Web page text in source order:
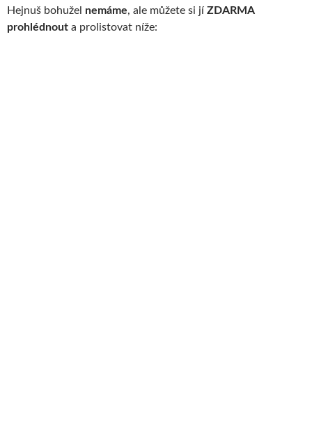
Hejnuš bohužel nemáme, ale můžete si jí ZDARMA
prohlédnout a prolistovat níže: